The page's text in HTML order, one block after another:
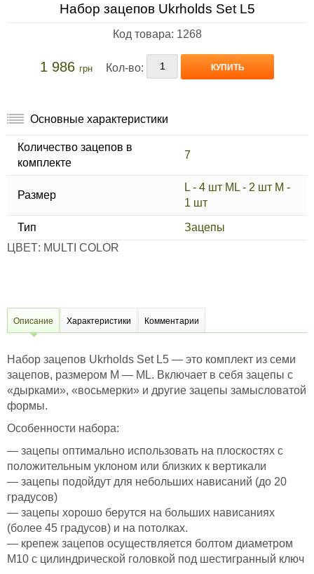
Набор зацепов Ukrholds Set L5
Код товара: 1268
1 986 грн Кол-во: КУПИТЬ
Основные характеристики
Количество зацепов в
комплекте
7
Размер
L - 4 шт ML - 2 шт M -
1 шт
Тип
Зацепы
ЦВЕТ: MULTI COLOR
Описание Характеристики Комментарии
Набор зацепов Ukrholds Set L5 — это комплект из семи
зацепов, размером M — ML. Включает в себя зацепы с
«дырками», «восьмерки» и другие зацепы замысловатой
формы.
Особенности набора:
— зацепы оптимально использовать на плоскостях с
положительным уклоном или близких к вертикали
— зацепы подойдут для небольших нависаний (до 20
градусов)
— зацепы хорошо берутся на больших нависаниях
(более 45 градусов) и на потолках.
— крепеж зацепов осуществляется болтом диаметром
М10 с цилиндрической головкой под шестигранный ключ